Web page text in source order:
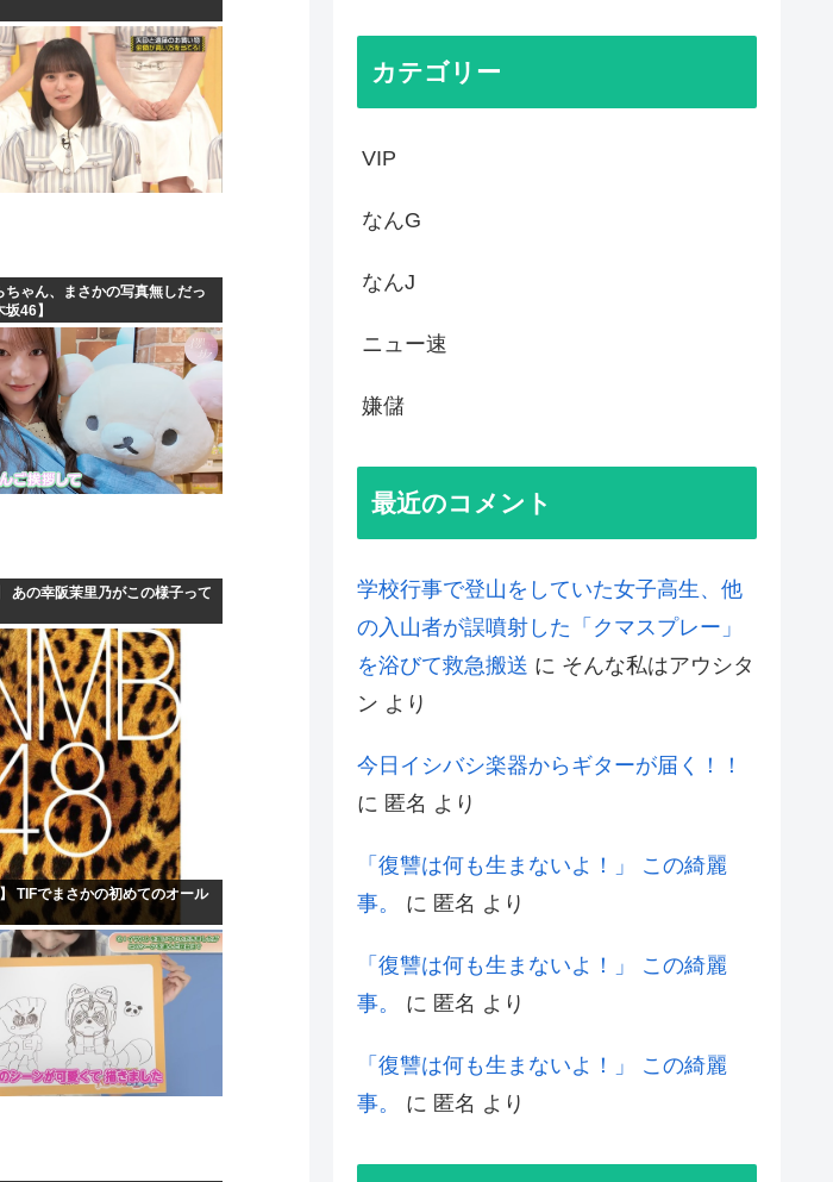
日本人「うちの犬、たまたまついてきた八百屋で一目惚れした...
ちゃん、まさかの写真無しだっ
46】
あの幸阪茉里乃がこの様子って
TIFでまさかの初めてのオール
カテゴリー
VIP
なんG
なんJ
ニュー速
嫌儲
最近のコメント
学校行事で登山をしていた女子高生、他
の入山者が誤噴射した「クマスプレー」
を浴びて救急搬送 に そんな私はアウシタ
ン より
今日イシバシ楽器からギターが届く！！
に 匿名 より
「復讐は何も生まないよ！」 この綺麗
事。
に 匿名 より
「復讐は何も生まないよ！」 この綺麗
事。
に 匿名 より
「復讐は何も生まないよ！」 この綺麗
事。
に 匿名 より